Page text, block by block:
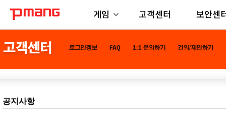
게임 고객센터 보안센
공지사항